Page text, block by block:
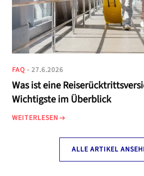
FAQ - 27.6.2026
Was ist eine
Wichtigste im Überblick
WEITERLESEN
ALLE ARTIKEL